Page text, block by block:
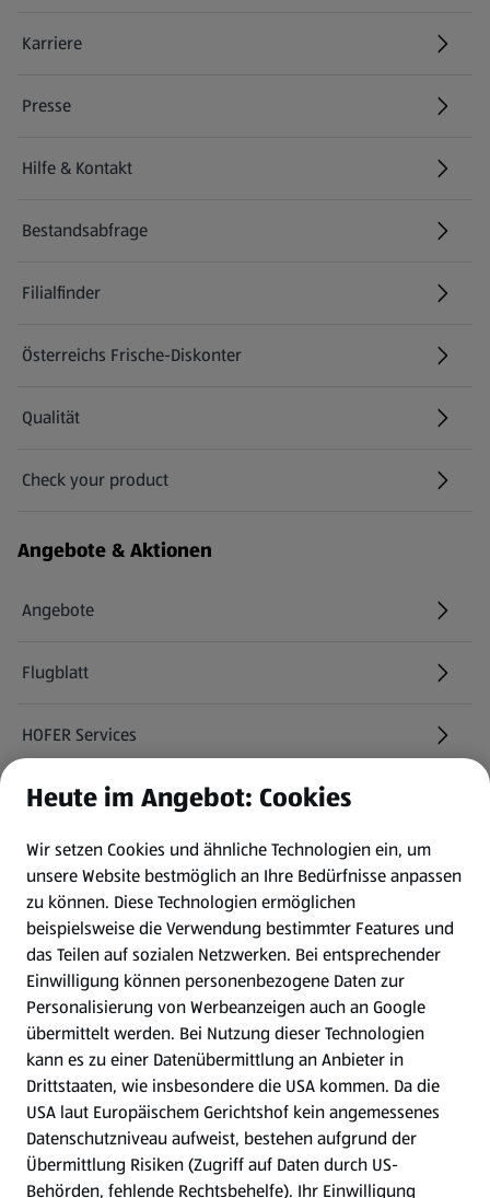
Karriere
(öffnet in einem neuen Tab)
Presse
Hilfe & Kontakt
(öffnet in einem neuen Tab)
Bestandsabfrage
(öffnet in einem neuen Tab)
Filialfinder
Österreichs Frische-Diskonter
Qualität
Check your product
(öffnet in einem neuen Tab)
Angebote & Aktionen
Angebote
Flugblatt
HOFER Services
Newsletter
WhatsApp
Gewinnspiele
Mein HOFER. Meine Einkäufe.
Meine Meinung. Mein HOFER.
Gutscheingroßbestellung
(öffnet in einem neuen Tab)
Folge uns hier:
Heute im Angebot: Cookies
Wir setzen Cookies und ähnliche Technologien ein, um
unsere Website bestmöglich an Ihre Bedürfnisse anpassen
zu können. Diese Technologien ermöglichen
beispielsweise die Verwendung bestimmter Features und
das Teilen auf sozialen Netzwerken. Bei entsprechender
Einwilligung können personenbezogene Daten zur
Personalisierung von Werbeanzeigen auch an Google
übermittelt werden. Bei Nutzung dieser Technologien
kann es zu einer Datenübermittlung an Anbieter in
Drittstaaten, wie insbesondere die USA kommen. Da die
USA laut Europäischem Gerichtshof kein angemessenes
Datenschutzniveau aufweist, bestehen aufgrund der
Übermittlung Risiken (Zugriff auf Daten durch US-
Behörden, fehlende Rechtsbehelfe). Ihr Einwilligung